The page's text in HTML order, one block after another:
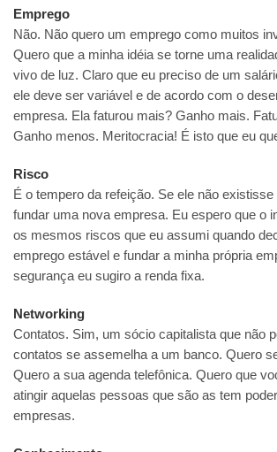
Emprego
Não. Não quero um emprego como muitos
Quero que a minha idéia se torne uma
vivo de luz. Claro que eu preciso de um
ele deve ser variável e de acordo com o
empresa. Ela faturou mais? Ganho mais.
Ganho menos. Meritocracia! É isto que eu
Risco
É o tempero da refeição. Se ele não
fundar uma nova empresa. Eu espero que o
os mesmos riscos que eu assumi quando
emprego estável e fundar a minha própria
segurança eu sugiro a renda fixa.
Networking
Contatos. Sim, um sócio capitalista que não
contatos se assemelha a um banco. Quero
Quero a sua agenda telefônica. Quero que
atingir aquelas pessoas que são as tem
empresas.